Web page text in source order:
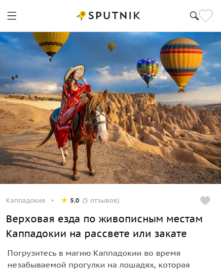
Каппадокия 5.0 (5 отзывов)
Верховая езда по живописным местам
Каппадокии на рассвете или закате
Погрузитесь в магию Каппадокии во время
незабываемой прогулки на лошадях, которая